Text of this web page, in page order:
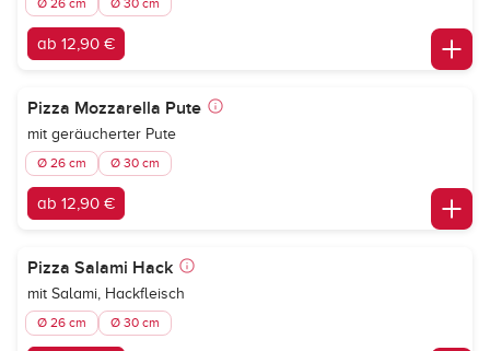
Ø 26 cm Ø 30 cm
ab 12,90 €
Pizza Mozzarella Pute
mit geräucherter Pute
Ø 26 cm Ø 30 cm
ab 12,90 €
Pizza Salami Hack
mit Salami, Hackfleisch
Ø 26 cm Ø 30 cm